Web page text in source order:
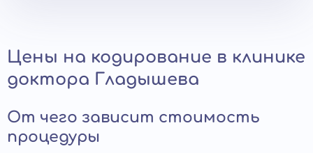
Цены на кодирование в клинике
доктора Гладышева
От чего зависит стоимость
процедуры